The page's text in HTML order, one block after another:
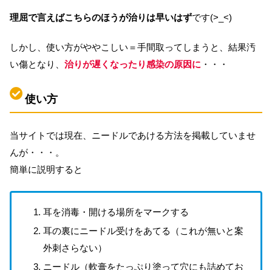
理屈で言えばこちらのほうが治りは早いはずです(>_<)
しかし、使い方がややこしい＝手間取ってしまうと、結果汚
い傷となり、 治りが遅くなったり感染の原因に ・・・
使い方
当サイトでは現在、ニードルであける方法を掲載していませ
んが・・・。
簡単に説明すると
耳を消毒・開ける場所をマークする
耳の裏にニードル受けをあてる（これが無いと案
外刺さらない）
ニードル（軟膏をたっぷり塗って穴にも詰めてお